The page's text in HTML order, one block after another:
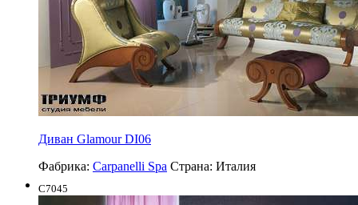
Диван Glamour DI06
Фабрика: Carpanelli Spa Страна: Италия
C7045